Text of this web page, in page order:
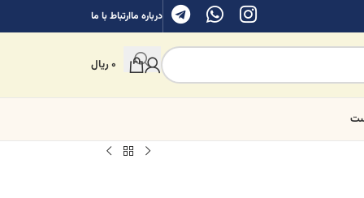
درباره ماارتباط با ما
0ریال